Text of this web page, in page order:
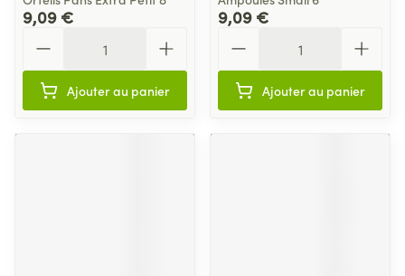
9,09 €
Ajouter au panier
9,09 €
Ajouter au panier